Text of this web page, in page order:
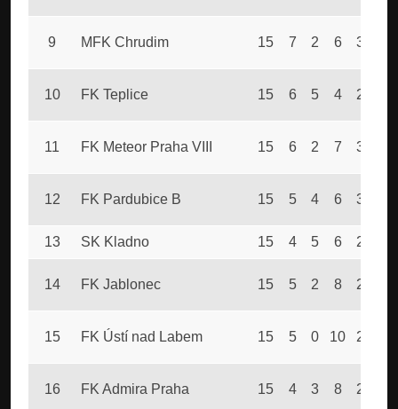
9 MFK Chrudim 15 7 2 6 37
10 FK Teplice 15 6 5 4 24
11 FK Meteor Praha VIII 15 6 2 7 37
12 FK Pardubice B 15 5 4 6 32
13 SK Kladno 15 4 5 6 29
14 FK Jablonec 15 5 2 8 26
15 FK Ústí nad Labem 15 5 0 10 25
16 FK Admira Praha 15 4 3 8 25